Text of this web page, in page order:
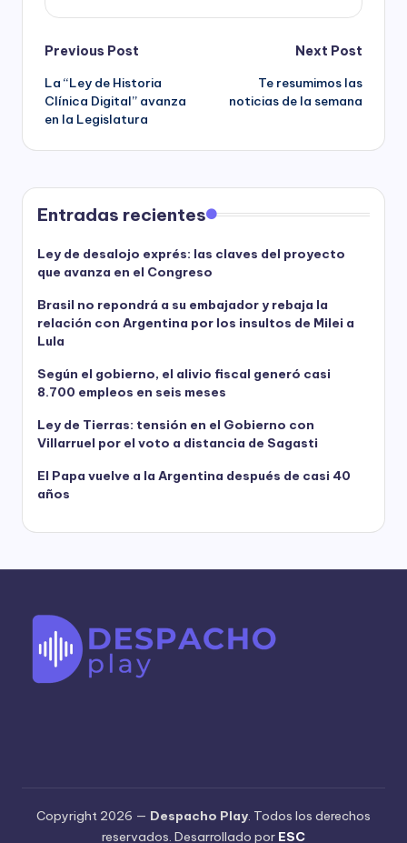
Post
navigation
Previous Post
La “Ley de Historia
Clínica Digital” avanza
en la Legislatura
Next Post
Te resumimos las
noticias de la semana
Entradas recientes
Ley de desalojo exprés: las claves del proyecto
que avanza en el Congreso
Brasil no repondrá a su embajador y rebaja la
relación con Argentina por los insultos de Milei a
Lula
Según el gobierno, el alivio fiscal generó casi
8.700 empleos en seis meses
Ley de Tierras: tensión en el Gobierno con
Villarruel por el voto a distancia de Sagasti
El Papa vuelve a la Argentina después de casi 40
años
Copyright 2026 — Despacho Play. Todos los derechos
reservados. Desarrollado por ESC